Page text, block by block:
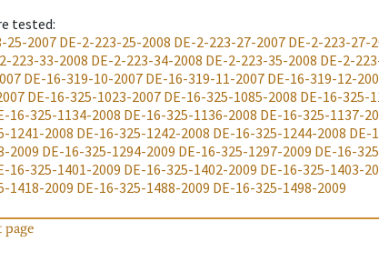
tested:
25-2007 DE-2-223-25-2008 DE-2-223-27-2007 DE-2-223-27-
223-33-2008 DE-2-223-34-2008 DE-2-223-35-2008 DE-2-
DE-16-319-10-2007 DE-16-319-11-2007 DE-16-319-12-
DE-16-325-1023-2007 DE-16-325-1085-2008 DE-16-325-
16-325-1134-2008 DE-16-325-1136-2008 DE-16-325-1137-
1241-2008 DE-16-325-1242-2008 DE-16-325-1244-2008 DE-
2009 DE-16-325-1294-2009 DE-16-325-1297-2009 DE-16-
16-325-1401-2009 DE-16-325-1402-2009 DE-16-325-1403-
1418-2009 DE-16-325-1488-2009 DE-16-325-1498-2009
page